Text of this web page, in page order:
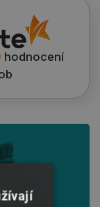
hodnocení